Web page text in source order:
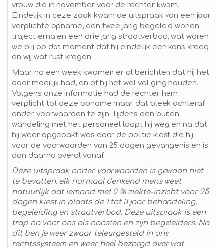
vrouw die in november voor de rechter kwam.
Eindelijk in deze zaak kwam de uitspraak van een jaar
verplichte opname, een twee jarig begeleid wonen
traject erna en een drie jarig straatverbod, wat waren
we blij op dat moment dat hij eindelijk een kans kreeg
en wij wat rust kregen.
Maar na een week kwamen er al berichten dat hij het
daar moeilijk had, en of hij het wel vol ging houden.
Volgens onze informatie had de rechter hem
verplicht tot deze opname maar dat bleek achteraf
onder voorwaarden te zijn. Tijdens een buiten
wandeling met het personeel loopt hij weg en na dat
hij weer opgepakt was door de politie kiest die hij
voor de voorwaarden van 25 dagen gevangenis en is
dan daarna overal vanaf.
Deze uitspraak onder voorwaarden is gewoon niet
te bevatten, elk normaal denkend mens weet
natuurlijk dat iemand met 0 % ziekte-inzicht voor 25
dagen kiest in plaats de 1 tot 3 jaar behandeling,
begeleiding en straatverbod. Deze uitspraak is een
trap na voor ons als naasten en zijn begeleiders. Na
dit ben je weer zwaar teleurgesteld in ons
rechtssysteem en weer heel bezorgd over wat